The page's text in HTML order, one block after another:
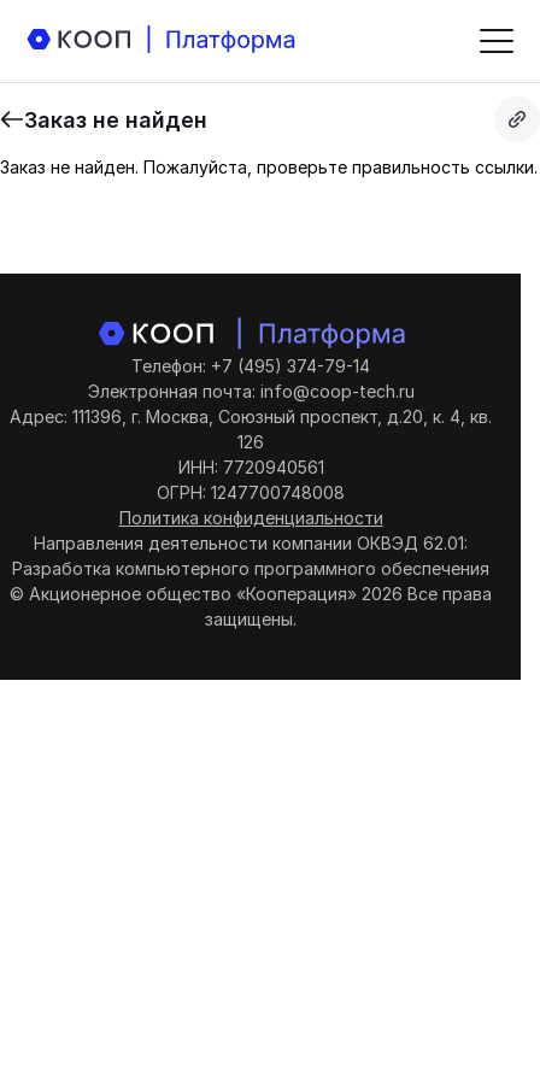
Заказ не найден
Заказ не найден. Пожалуйста, проверьте правильность ссылки.
Телефон: +7 (495) 374-79-14
Электронная почта: info@coop-tech.ru
Адрес: 111396, г. Москва, Союзный проспект, д.20, к. 4, кв.
126
ИНН: 7720940561
ОГРН: 1247700748008
Политика конфиденциальности
Направления деятельности компании ОКВЭД 62.01:
Разработка компьютерного программного обеспечения
© Акционерное общество «Кооперация» 2026 Все права
защищены.